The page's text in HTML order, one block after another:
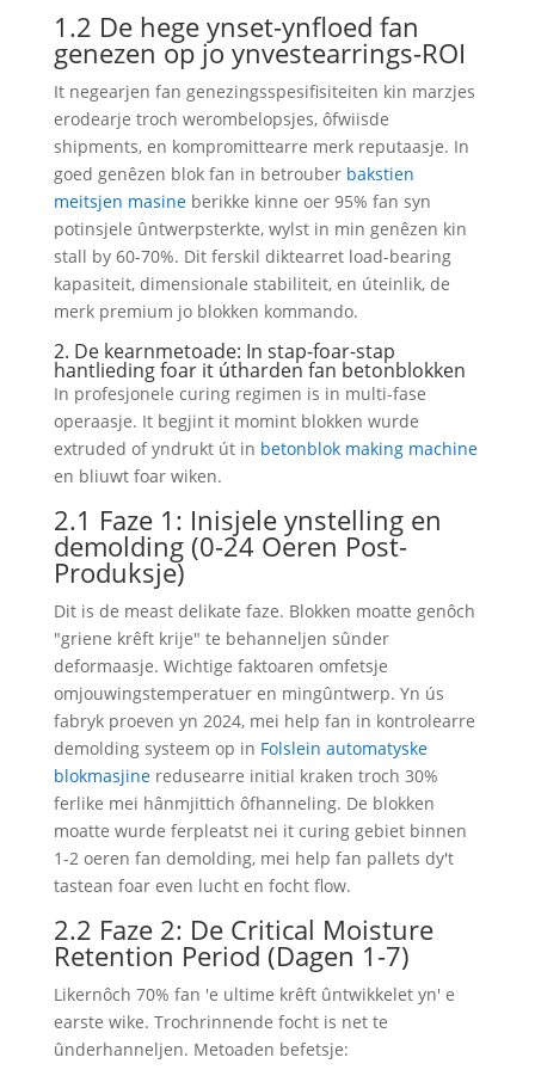
1.2 De hege ynset-ynfloed fan
genezen op jo ynvestearrings-ROI
It negearjen fan genezingsspesifisiteiten kin marzjes
erodearje troch werombelopsjes, ôfwiisde
shipments, en kompromittearre merk reputaasje. In
goed genêzen blok fan in betrouber bakstien
meitsjen masine berikke kinne oer 95% fan syn
potinsjele ûntwerpsterkte, wylst in min genêzen kin
stall by 60-70%. Dit ferskil diktearret load-bearing
kapasiteit, dimensionale stabiliteit, en úteinlik, de
merk premium jo blokken kommando.
2. De kearnmetoade: In stap-foar-stap
hantlieding foar it útharden fan betonblokken
In profesjonele curing regimen is in multi-fase
operaasje. It begjint it momint blokken wurde
extruded of yndrukt út in betonblok making machine
en bliuwt foar wiken.
2.1 Faze 1: Inisjele ynstelling en
demolding (0-24 Oeren Post-
Produksje)
Dit is de meast delikate faze. Blokken moatte genôch
"griene krêft krije" te behanneljen sûnder
deformaasje. Wichtige faktoaren omfetsje
omjouwingstemperatuer en mingûntwerp. Yn ús
fabryk proeven yn 2024, mei help fan in kontrolearre
demolding systeem op in Folslein automatyske
blokmasjine redusearre initial kraken troch 30%
ferlike mei hânmjittich ôfhanneling. De blokken
moatte wurde ferpleatst nei it curing gebiet binnen
1-2 oeren fan demolding, mei help fan pallets dy't
tastean foar even lucht en focht flow.
2.2 Faze 2: De Critical Moisture
Retention Period (Dagen 1-7)
Likernôch 70% fan 'e ultime krêft ûntwikkelet yn' e
earste wike. Trochrinnende focht is net te
ûnderhanneljen. Metoaden befetsje: